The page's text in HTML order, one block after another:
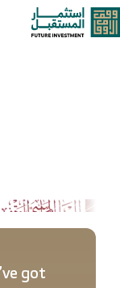
تخطى
إلى
got